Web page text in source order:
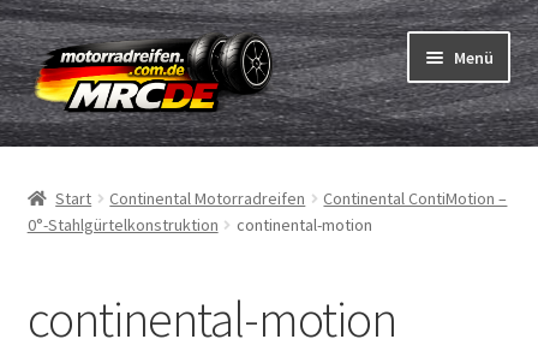
Zur
Navigation
springen
Zum
Inhalt
springen
Menü
Reifen
Schläuche
ABC
Start Continental Motorradreifen
Continental ContiMotion –
0°-Stahlgürtelkonstruktion
continental-motion
continental-motion